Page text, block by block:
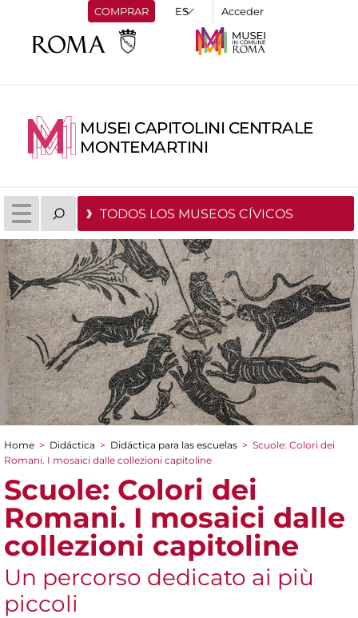
COMPRAR Acceder
MUSEI CAPITOLINI CENTRALE
MONTEMARTINI
TODOS LOS MUSEOS CÍVICOS
You are here
Home > Didáctica > Didáctica para las escuelas > Scuole: Colori dei
Romani. I mosaici dalle collezioni capitoline
Scuole: Colori dei
Romani. I mosaici dalle
collezioni capitoline
Un percorso dedicato ai più
piccoli